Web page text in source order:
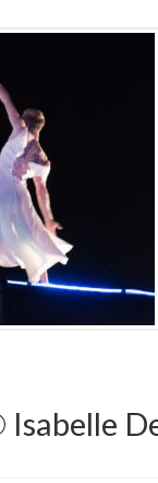
Isabelle